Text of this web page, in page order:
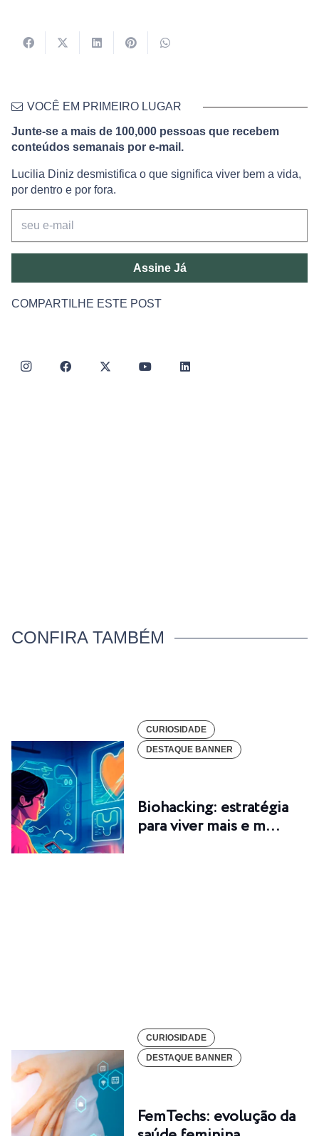
VOCÊ EM PRIMEIRO LUGAR
Junte-se a mais de 100,000 pessoas que recebem
conteúdos semanais por e-mail.
Lucilia Diniz desmistifica o que significa viver bem a vida,
por dentro e por fora.
Assine Já
COMPARTILHE ESTE POST
CONFIRA TAMBÉM
CURIOSIDADE
DESTAQUE BANNER
Biohacking: estratégia
para viver mais e m…
CURIOSIDADE
DESTAQUE BANNER
FemTechs: evolução da